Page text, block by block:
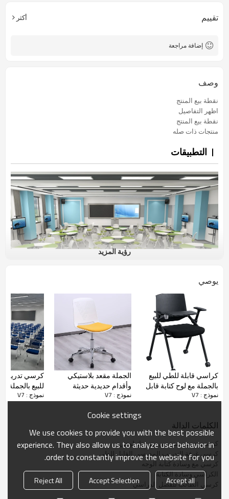
مسند
تقييم أكثر
إضافة مراجعة
وصف
نقطة بيع المنتج
اظهر التفاصيل
نقطة بيع المنتج
منتجات ذات صله
التطبيقات
الفصول الدراسية الذكية
غرفة المؤتمرات
رؤية المزيد
يوصي
كراسي قابلة للطي للبيع
بالجملة مع لوح كتابة قابل
للطي ، كرسي طالب
المدرسة
نموذج : V7
الجملة مقعد بلاستيكي
وأقدام حديدية حديثة
البساطة كرسي تدريب
الدراسي أو غرفة
نموذج : V7
كرسي تدريب
للبيع بالجملة
مزود مباشر
نموذج : V7
الكلمات الدالة
كرسي تدريب مدرسي مع جهاز لوحي
كرسي غرفة التدريب المدرسي القابل للطي
كرسي مع وسادة كتابة الوجه
الكراسي وسادة الكتابة
كرسي الطالب للفصل الدراسي
Cookie settings
We use cookies to provide you with the best possible
experience. They also allow us to analyze user behavior in
order to constantly improve the website for you.
Accept all
Accept Selection
Reject All